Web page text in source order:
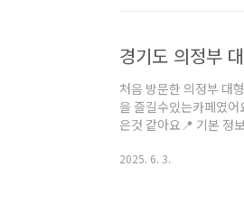
경기도 의정부
처음 방문한 의정부 대
을 즐길수있는카페였
은것 같아요📍 기본 정
미만 소형견, 야외 동반
2025. 6. 3.